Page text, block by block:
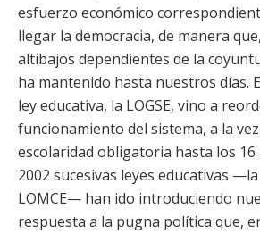
esfuerzo económico
llegar la democracia, de manera
altibajos dependientes de la
ha mantenido hasta nuestros días.
ley educativa, la LOGSE, vino a
funcionamiento del sistema, a la
escolaridad obligatoria hasta los 16
2002 sucesivas leyes educativas —la
LOMCE— han ido introduciendo
respuesta a la pugna política que,